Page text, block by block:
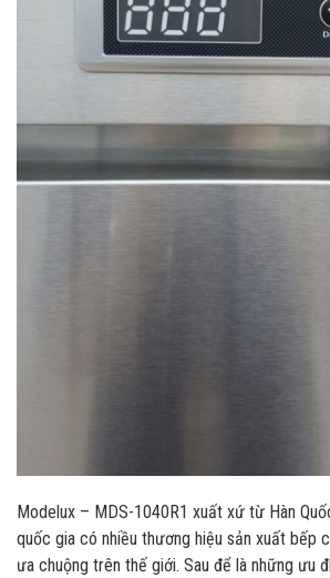
Modelux – MDS-1040R1 xuất xứ từ Hàn
quốc gia có nhiều thương hiệu sản xuất bếp
ưa chuộng trên thế giới. Sau để là những ưu